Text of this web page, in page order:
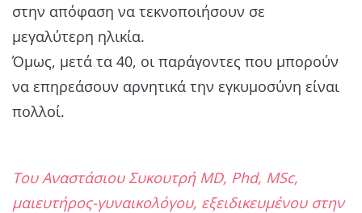
στην απόφαση να τεκνοποιήσουν σε
μεγαλύτερη ηλικία.
Όμως, μετά τα 40, οι παράγοντες που μπορούν
να επηρεάσουν αρνητικά την εγκυμοσύνη είναι
πολλοί.
Του Αναστάσιου Συκουτρή MD, Phd, MSc,
μαιευτήρος-γυναικολόγου, εξειδικευμένου στην